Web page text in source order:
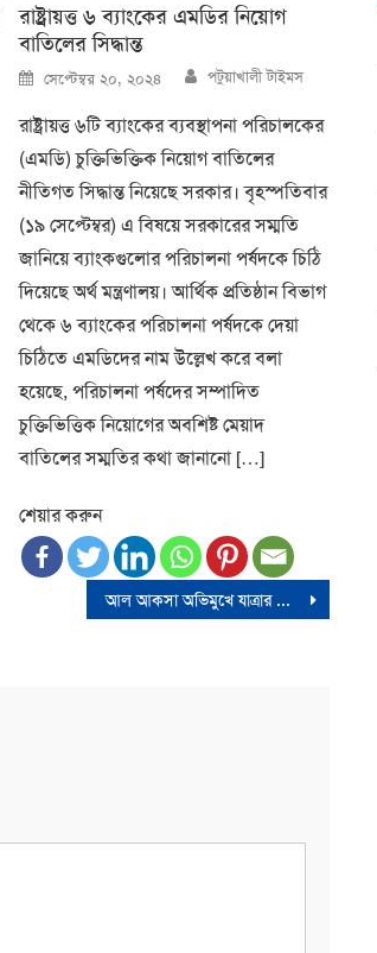
রাষ্ট্রায়ত্ত ৬ ব্যাংকের এমডির নিয়োগ
বাতিলের সিদ্ধান্ত
Posted
on
সেপ্টেম্বর ২০, ২০২৪ Author
পটুয়াখালী টাইমস
রাষ্ট্রায়ত্ত ৬টি ব্যাংকের ব্যবস্থাপনা পরিচালকের
(এমডি) চুক্তিভিক্তিক নিয়োগ বাতিলের
নীতিগত সিদ্ধান্ত নিয়েছে সরকার। বৃহস্পতিবার
(১৯ সেপ্টেম্বর) এ বিষয়ে সরকারের সম্মতি
জানিয়ে ব্যাংকগুলোর পরিচালনা পর্ষদকে চিঠি
দিয়েছে অর্থ মন্ত্রণালয়। আর্থিক প্রতিষ্ঠান বিভাগ
থেকে ৬ ব্যাংকের পরিচালনা পর্ষদকে দেয়া
চিঠিতে এমডিদের নাম উল্লেখ করে বলা
হয়েছে, পরিচালনা পর্ষদের সম্পাদিত
চুক্তিভিত্তিক নিয়োগের অবশিষ্ট মেয়াদ
বাতিলের সম্মতির কথা জানানো […]
শেয়ার করুন
আল আকসা অভিমুখে যাত্রার আহবান রাসূল সা. এর চলমান আদেশের অন্তর্ভুক্ত